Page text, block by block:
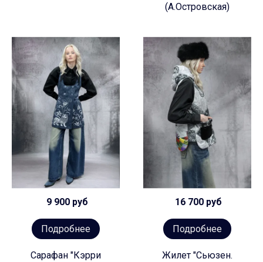
(А.Островская)
9 900 руб
Подробнее
Сарафан "Кэрри
16 700 руб
Подробнее
Жилет "Сьюзен.